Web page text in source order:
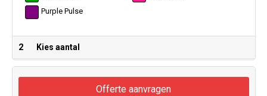
Purple Pulse
2 Kies aantal
Offerte aanvragen